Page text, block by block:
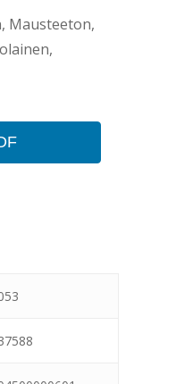
Mausteeton,